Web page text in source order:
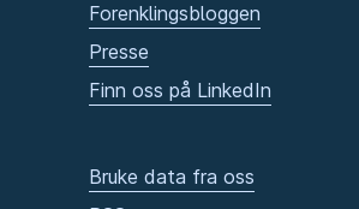
Forenklingsbloggen
Presse
Finn oss på LinkedIn
Bruke data fra oss